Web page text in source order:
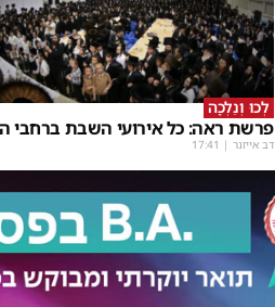
לְכוּ וְנֵלְכָה
פרשת ראה: כל אירועי השבת ברחבי
דב אייזנר |
17:41